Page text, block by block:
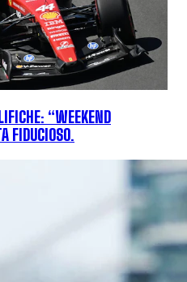
“WEEKEND
FIDUCIOSO.